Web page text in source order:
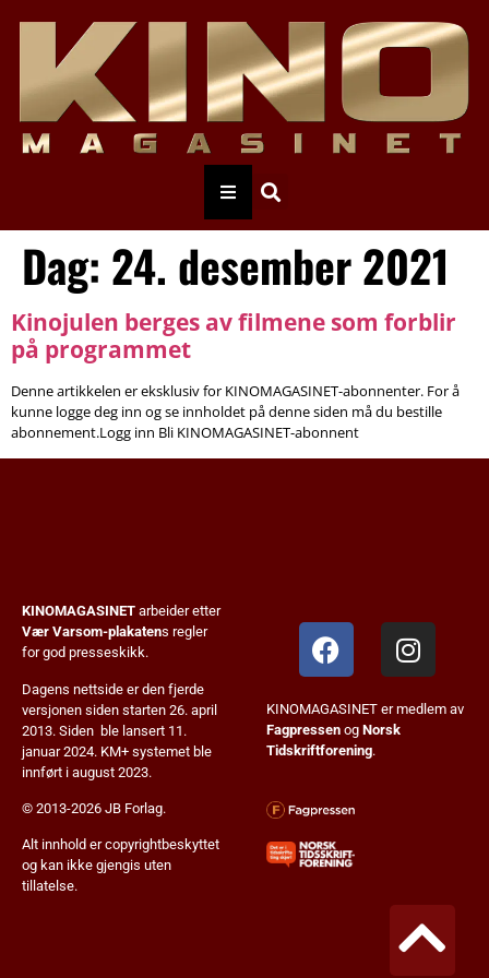
Dag: 24. desember 2021
Kinojulen berges av filmene som forblir
på programmet
Denne artikkelen er eksklusiv for KINOMAGASINET-abonnenter. For å
kunne logge deg inn og se innholdet på denne siden må du bestille
abonnement.Logg inn Bli KINOMAGASINET-abonnent
KINOMAGASINET arbeider etter
Vær Varsom-plakatens regler
for god presseskikk.
Dagens nettside er den fjerde
versjonen siden starten 26. april
2013. Siden ble lansert 11.
januar 2024. KM+ systemet ble
innført i august 2023.
© 2013-2026 JB Forlag.
Alt innhold er copyrightbeskyttet
og kan ikke gjengis uten
tillatelse.
KINOMAGASINET er medlem av
Fagpressen og Norsk
Tidskriftforening.